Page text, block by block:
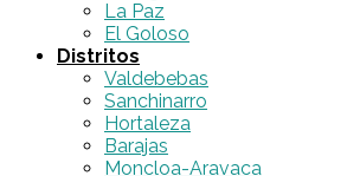
La Paz
El Goloso
Distritos
Valdebebas
Sanchinarro
Hortaleza
Barajas
Moncloa-Aravaca